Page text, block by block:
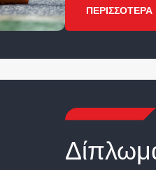
ΠΕΡΙΣΣΟΤΕΡΑ